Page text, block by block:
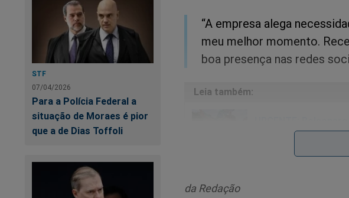
STF
07/04/2026
Para a Polícia Federal a
situação de Moraes é pior
que a de Dias Toffoli
“A empresa alega
meu melhor momento.
boa presença nas redes
Polícia Federal (veja
da Redação